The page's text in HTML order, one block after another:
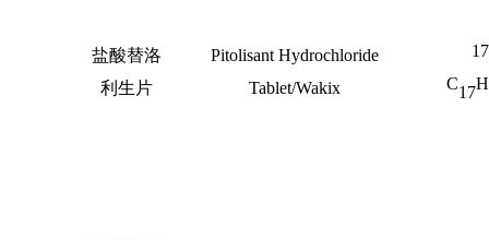
盐酸替洛
利生片
Pitolisant Hydrochloride
Tablet/Wakix
C17H